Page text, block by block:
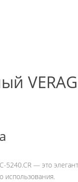
5240.CR — это
использования.